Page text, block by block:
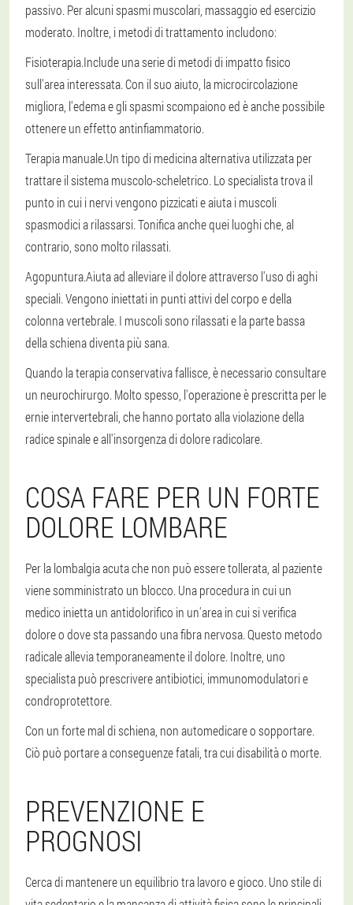
passivo. Per alcuni spasmi muscolari, massaggio ed esercizio
moderato. Inoltre, i metodi di trattamento includono:
Fisioterapia.Include una serie di metodi di impatto fisico
sull'area interessata. Con il suo aiuto, la microcircolazione
migliora, l'edema e gli spasmi scompaiono ed è anche possibile
ottenere un effetto antinfiammatorio.
Terapia manuale.Un tipo di medicina alternativa utilizzata per
trattare il sistema muscolo-scheletrico. Lo specialista trova il
punto in cui i nervi vengono pizzicati e aiuta i muscoli
spasmodici a rilassarsi. Tonifica anche quei luoghi che, al
contrario, sono molto rilassati.
Agopuntura.Aiuta ad alleviare il dolore attraverso l'uso di aghi
speciali. Vengono iniettati in punti attivi del corpo e della
colonna vertebrale. I muscoli sono rilassati e la parte bassa
della schiena diventa più sana.
Quando la terapia conservativa fallisce, è necessario consultare
un neurochirurgo. Molto spesso, l'operazione è prescritta per le
ernie intervertebrali, che hanno portato alla violazione della
radice spinale e all'insorgenza di dolore radicolare.
COSA FARE PER UN FORTE
DOLORE LOMBARE
Per la lombalgia acuta che non può essere tollerata, al paziente
viene somministrato un blocco. Una procedura in cui un
medico inietta un antidolorifico in un'area in cui si verifica
dolore o dove sta passando una fibra nervosa. Questo metodo
radicale allevia temporaneamente il dolore. Inoltre, uno
specialista può prescrivere antibiotici, immunomodulatori e
condroprotettore.
Con un forte mal di schiena, non automedicare o sopportare.
Ciò può portare a conseguenze fatali, tra cui disabilità o morte.
PREVENZIONE E
PROGNOSI
Cerca di mantenere un equilibrio tra lavoro e gioco. Uno stile di